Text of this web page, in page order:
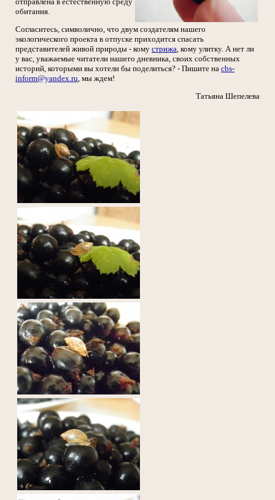
обитания.
Согласитесь, символично, что двум создателям нашего
экологического проекта в отпуске приходится спасать
представителей живой природы - кому стрижа, кому улитку. А нет ли
у вас, уважаемые читатели нашего дневника, своих собственных
историй, которыми вы хотели бы поделиться? - Пишите на cbs-
inform@yandex.ru, мы ждем!
Татьяна Шепелева